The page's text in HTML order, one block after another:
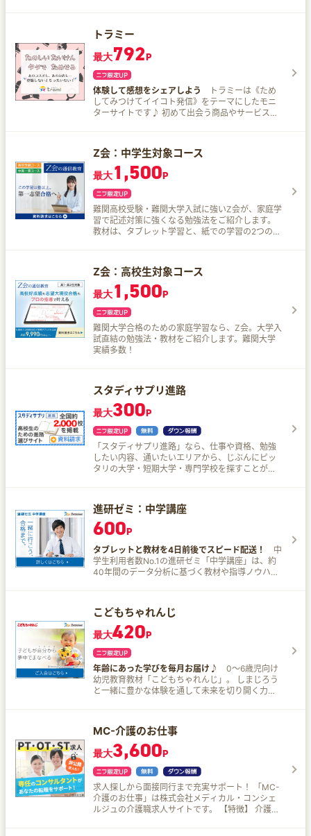
習［コアトレ］ 幼児コース・小学生コースに搭載
される、学年を超えて、先取りやさかのぼり学習
ができる新しい学習スタイル。 幼児レベルから中
学レベルまで、学びの土台となる「算数・数学」
「国語」の幅広い領域を学習できます。 幼児コー
ス・小学生コースの加入者は追加料金なしで利用
できます。 すまいるぜみ幼児コース 小学校入学ま
でに身につけたい、ひらがな、カナカナ、時計、
いただける！ 楽しみながら繰り返し学べる仕組み
でお子さまが1人でもすすめやすい！ スマイルゼ
ミ小学コース 教科書準拠。5教科標準配信！ 迷う
ことなく学習できるタブレットだから1人でもどん
どん学べる！ 英語やプログラミングも標準配信！
学習状況はスマホでいつでもカンタンに確認でき
る SMIE ZEMI中学コース 全9教科・全教材が個別
指導式で最適に学べる！ 中学3年間の家庭学習を
徹底サポート！ 《ジブン専用》の定期テスト対策
トラミー
最大792P
体験して感想をシェアしよう
トラミーは《ため
してみつけてイイコト発信》をテーマにしたモニ
ターサイトです♪ 初めて出会う商品やサービス
Z会：中学生対象コース
最大1,500P
難関高校受験・難関大学入試に強いZ会が、家庭学
習で記述対策に強くなる勉強法をご紹介します。
教材は、タブレット学習と、紙での学習の2つの学
Z会：高校生対象コース
最大1,500P
難関大学合格のための家庭学習なら、Z会。大学入
試直結の勉強法・教材をご紹介します。難関大学
実績多数！
スタディサプリ進路
最大300P
「スタディサプリ進路」なら、仕事や資格、勉強
したい内容、通いたいエリアから、じぶんにピッ
タリの大学・短期大学・専門学校を探すことがで
進研ゼミ：中学講座
600P
タブレットと教材を4日前後でスピード配送！
中
学生利用者数No.1の進研ゼミ「中学講座」は、約
40年間のデータ分析に基づく教材や指導ノウハウ
校受験の対策向けの通信教育サービス。 一人ひと
りに合わせて高校合格まで導くすべてが自分専用
の勉強法「キミだけの伸ばし方」にこだわってい
る。
こどもちゃれんじ
最大420P
年齢にあった学びを毎月お届け♪
0〜6歳児向け
幼児教育教材「こどもちゃれんじ」。 しまじろう
と一緒に豊かな体験を通して未来を切り開く力を
MC-介護のお仕事
最大3,600P
求人探しから面接同行まで充実サポート！ 「MC-
介護のお仕事」は株式会社メディカル・コンシェ
ルジュの介護職求人サイトです。 【特徴】 介護職